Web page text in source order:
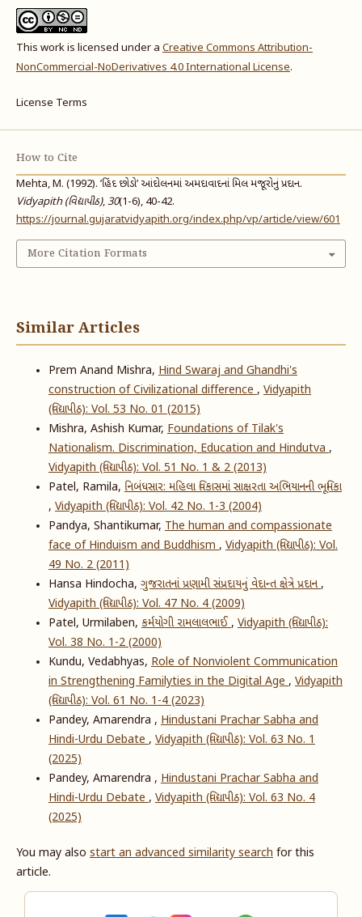
This work is licensed under a Creative Commons Attribution-
NonCommercial-NoDerivatives 4.0 International License.
License Terms
How to Cite
Mehta, M. (1992). ’હિંદ છોડો’ આંદોલનમાં અમદાવાદનાં મિલ મજૂરોનું પ્રદાન.
Vidyapith (વિદ્યાપીઠ),30(1-6), 40-42.
https://journal.gujaratvidyapith.org/index.php/vp/article/view/601
More Citation Formats
Similar Articles
Prem Anand Mishra, Hind Swaraj and Ghandhi's
construction of Civilizational difference, Vidyapith
(વિદ્યાપીઠ): Vol. 53 No. 01 (2015)
Mishra, Ashish Kumar, Foundations of Tilak's
Nationalism. Discrimination, Education and Hindutva,
Vidyapith (વિદ્યાપીઠ): Vol. 51 No. 1 & 2 (2013)
Patel, Ramila, નિબંધસાર: મહિલા વિકાસમાં સાક્ષરતા અભિયાનની ભૂમિકા
, Vidyapith (વિદ્યાપીઠ): Vol. 42 No. 1-3 (2004)
Pandya, Shantikumar, The human and compassionate
face of Hinduism and Buddhism, Vidyapith (વિદ્યાપીઠ): Vol.
49 No. 2 (2011)
Hansa Hindocha, ગુજરાતનાં પ્રણામી સંપ્રદાયનું વેદાન્ત ક્ષેત્રે પ્રદાન,
Vidyapith (વિદ્યાપીઠ): Vol. 47 No. 4 (2009)
Patel, Urmilaben, કર્મયોગી રામલાલભાઈ, Vidyapith (વિદ્યાપીઠ):
Vol. 38 No. 1-2 (2000)
Kundu, Vedabhyas, Role of Nonviolent Communication
in Strengthening Familyties in the Digital Age, Vidyapith
(વિદ્યાપીઠ): Vol. 61 No. 1-4 (2023)
Pandey, Amarendra , Hindustani Prachar Sabha and
Hindi-Urdu Debate, Vidyapith (વિદ્યાપીઠ): Vol. 63 No. 1
(2025)
Pandey, Amarendra , Hindustani Prachar Sabha and
Hindi-Urdu Debate, Vidyapith (વિદ્યાપીઠ): Vol. 63 No. 4
(2025)
You may also start an advanced similarity searchfor this
article.